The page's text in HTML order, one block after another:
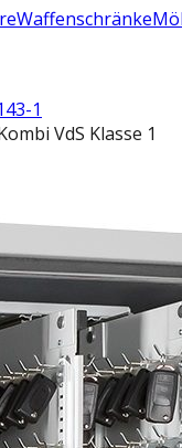
Waffenschränke
1
VdS Klasse 1